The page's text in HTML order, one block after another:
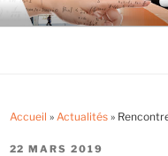
Aller
auLYCÉE LES
Tout savoir sur le lycée
Accueil » Actualités»
PUBLIÉ
22 MARS 2019